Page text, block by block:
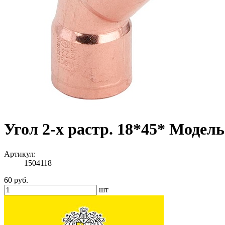
Угол 2-х растр. 18*45*
Артикул:
1504118
60 руб.
шт